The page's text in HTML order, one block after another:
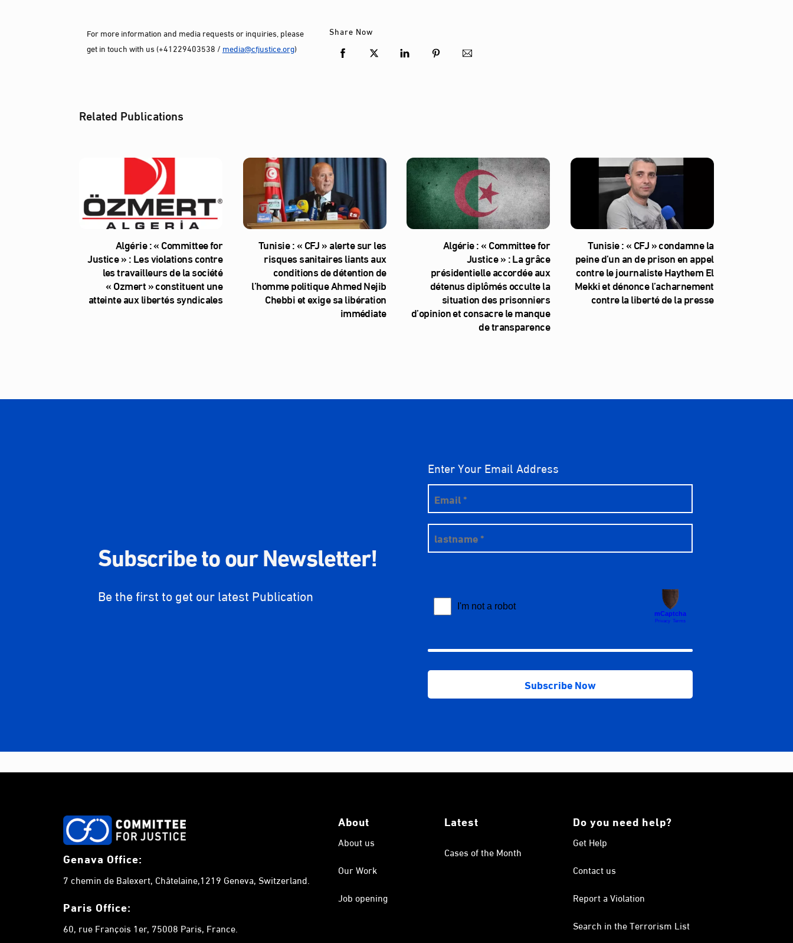
For more information and media requests or inquiries, please
get in touch with us (+41229403538 / media@cfjustice.org)
Share Now
Related Publications
Algérie : « Committee for
Justice » : Les violations contre
les travailleurs de la société
« Ozmert » constituent une
atteinte aux libertés syndicales
Tunisie : « CFJ » alerte sur les
risques sanitaires liants aux
conditions de détention de
l’homme politique Ahmed Nejib
Chebbi et exige sa libération
immédiate
Algérie : « Committee for
Justice » : La grâce
présidentielle accordée aux
détenus diplômés occulte la
situation des prisonniers
d’opinion et consacre le manque
de transparence
Tunisie : « CFJ » condamne la
peine d’un an de prison en appel
contre le journaliste Haythem El
Mekki et dénonce l’acharnement
contre la liberté de la presse
Subscribe to our Newsletter!
Be the first to get our latest Publication
Enter Your Email Address
Genava Office:
7 chemin de Balexert, Châtelaine,1219 Geneva, Switzerland.
Paris Office:
60, rue François 1er, 75008 Paris, France.
About
About us
Our Work
Job opening
Latest
Cases of the Month
Do you need help?
Get Help
Contact us
Report a Violation
Search in the Terrorism List